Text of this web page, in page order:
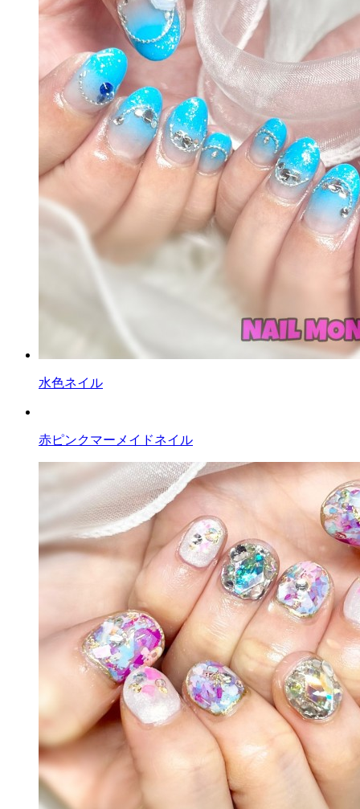
水色ネイル
赤ピンクマーメイドネイル